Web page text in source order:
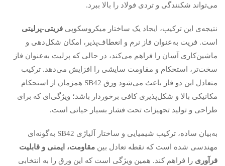
می‌تواند شکنندگی و تردی فولاد را بالا ببرد.
نتیجه‌ی این ترکیب، ایجاد یک ساختار میکروسکوپی فریتی-پرلیتی
است. فریت به‌عنوان فاز نرم و انعطاف‌پذیر، امکان شکل‌دهی و
ماشین‌کاری آسان را فراهم می‌کند، در حالی که پرلیت به‌عنوان فاز
سخت‌تر، استحکام و مقاومت سایشی را افزایش می‌دهد. ترکیب
متعادل این دو فاز باعث می‌شود ورق SB42 همزمان از استحکام
مکانیکی بالا و شکل‌پذیری کافی برخوردار باشد؛ ویژگی‌ای که برای
طراحی و تولید تجهیزات تحت فشار بسیار حیاتی است.
به‌بیان ساده، ترکیب شیمیایی و ساختار آلیاژی SB42 به‌گونه‌ای
مهندسی شده است که نقطه تعادل بین مقاومت، ایمنی و قابلیت
فرآوری را فراهم کند. همین ویژگی است که این ورق را به انتخابی